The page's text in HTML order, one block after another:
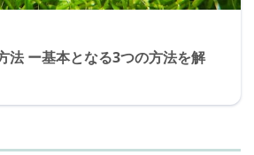
法 ー基本となる3つの方法を解